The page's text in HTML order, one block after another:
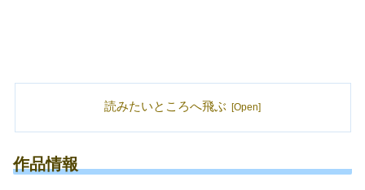
読みたいところへ飛ぶ
作品情報